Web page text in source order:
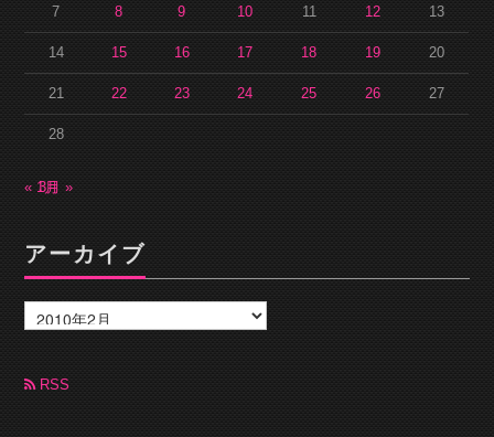
7 8 9 10 11 12 13
14 15 16 17 18 19 20
21 22 23 24 25 26 27
28
« 1月3月 »
アーカイブ
ー
カ
ブ RSS